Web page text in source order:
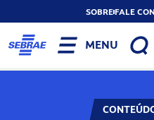
SOBREFALE
MENU